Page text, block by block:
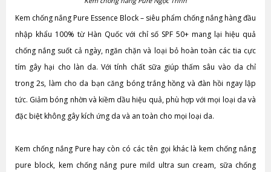
Kem chống nắng Pure Essence Block – siêu phẩm chống nắng hàng đầu
nhập khẩu 100% từ Hàn Quốc với chỉ số SPF 50+ mang lại hiệu quả
chống nắng suốt cả ngày, ngăn chặn và loại bỏ hoàn toàn các tia cực
tím gây hại cho làn da. Với tính chất sữa giúp thấm sâu vào da chỉ
trong 2s, làm cho da bạn căng bóng trắng hồng và đàn hồi ngay lập
tức. Giảm bóng nhờn và kiềm dầu hiệu quả, phù hợp với mọi loại da và
đặc biệt không gây kích ứng da và an toàn cho mọi loại da.
Kem chống nắng Pure hay còn có các tên gọi khác là kem chống nắng
pure block, kem chống nắng pure mild ultra sun cream, sữa chống